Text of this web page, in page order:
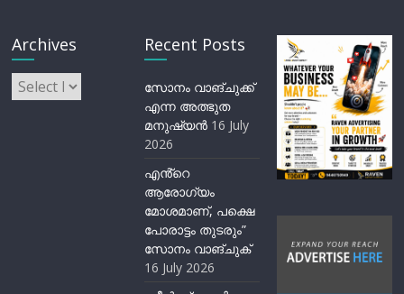
Archives
Archives
Recent Posts
സോനം വാങ്ചുക്ക്
എന്ന അത്ഭുത
മനുഷ്യന്‍ 16 July
2026
എൻ്റെ
ആരോഗ്യം
മോശമാണ്, പക്ഷെ
പോരാട്ടം തുടരും”
സോനം വാങ്ചുക്
16 July 2026